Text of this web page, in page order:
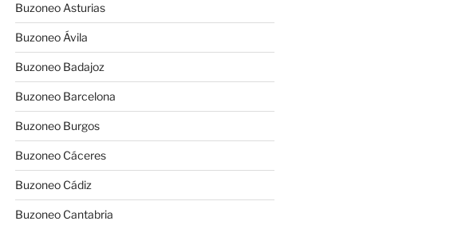
Buzoneo Asturias
Buzoneo Ávila
Buzoneo Badajoz
Buzoneo Barcelona
Buzoneo Burgos
Buzoneo Cáceres
Buzoneo Cádiz
Buzoneo Cantabria